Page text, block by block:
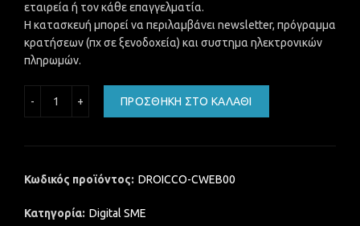
εταιρεία ή τον κάθε επαγγελματία.
Η κατασκευή μπορεί να περιλαμβάνει newsletter, πρόγραμμα
κρατήσεων (πχ σε ξενοδοχεία) και συστημα ηλεκτρονικών
πληρωμών.
ΠΡΟΣΘΉΚΗ ΣΤΟ ΚΑΛΆΘΙ
Κωδικός προϊόντος: DROICCO-CWEB00
Κατηγορία: Digital SME